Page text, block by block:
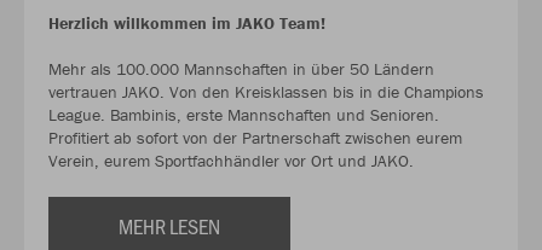
Herzlich willkommen im JAKO Team!
Mehr als 100.000 Mannschaften in über 50 Ländern
vertrauen JAKO. Von den Kreisklassen bis in die Champions
League. Bambinis, erste Mannschaften und Senioren.
Profitiert ab sofort von der Partnerschaft zwischen eurem
Verein, eurem Sportfachhändler vor Ort und JAKO.
MEHR LESEN